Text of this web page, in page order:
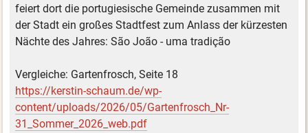
feiert dort die portugiesische Gemeinde zusammen mit
der Stadt ein großes Stadtfest zum Anlass der kürzesten
Nächte des Jahres: São João - uma tradição
Vergleiche: Gartenfrosch, Seite 18
https://kerstin-schaum.de/wp-
content/uploads/2026/05/Gartenfrosch_Nr-
31_Sommer_2026_web.pdf